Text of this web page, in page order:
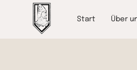
Start Über